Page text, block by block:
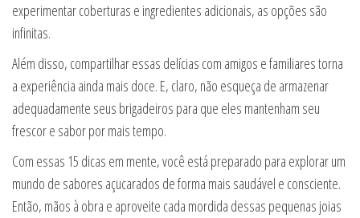
experimentar coberturas e ingredientes adicionais, as opções são
infinitas.
Além disso, compartilhar essas delícias com amigos e familiares torna
a experiência ainda mais doce. E, claro, não esqueça de armazenar
adequadamente seus brigadeiros para que eles mantenham seu
frescor e sabor por mais tempo.
Com essas 15 dicas em mente, você está preparado para explorar um
mundo de sabores açucarados de forma mais saudável e consciente.
Então, mãos à obra e aproveite cada mordida dessas pequenas joias